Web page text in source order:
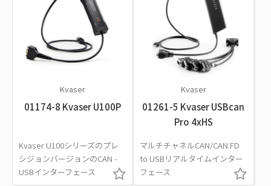
Kvaser
01174-8 Kvaser U100P
Kvaser U100シリーズのプレ
シジョンバージョンのCAN -
USBインターフェース
Kvaser
01261-5 Kvaser USBcan
Pro 4xHS
マルチチャネルCAN/CAN FD
to USBリアルタイムインター
フェース